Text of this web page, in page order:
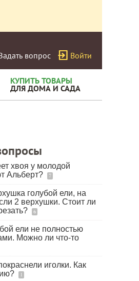
вопрос Войти
КУПИТЬ ТОВАРЫ
ДЛЯ ДОМА И САДА
хвоя у молодой
Альберт?
7
голубой ели, на
2 верхушки. Стоит ли
6
ели не полностью
Можно ли что-то
иголки. Как
1